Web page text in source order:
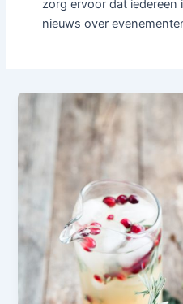
zorg ervoor dat iedereen
nieuws over